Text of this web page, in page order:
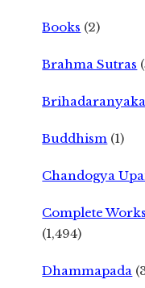
Books (2)
Brahma Sutras
Buddhism (1)
Chandogya
Complete
(1,494)
Dhammapada